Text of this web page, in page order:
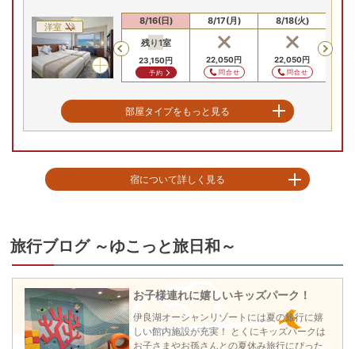
洋室
Previous
8/14(金) 8/15(土)
8/16(日)
残り1室
23,150円
予約
8/17(月)
22,050円
問合せ
8/18(火)
22,050円
問合せ
禁煙 プレミアツイン
Previous
24,250円
予約
23,150
予約
23,150 円
予約
部屋タイプをもっと見る
宿について詳しく見る
海抜100ｍから海を見下ろす露天風呂は圧巻の絶景。まるで絵画かのような美
しい景色を眺めながら湯浴みを満喫できる。
朝に夕に絶景を愉しめるオーシャンビューの客室、爽快な眺めと開放感が心
地良いティーラウンジなど、魅力的な施設が揃います。
旅行ブログ ～ゆこっと旅日和～
お子様連れに嬉しいキッズパーク！
伊良湖オーシャンリゾートには夏の旅行に嬉
しい館内施設が充実！ とくにキッズパークは
お子さまやお孫さんとの夏休み旅行にぴった